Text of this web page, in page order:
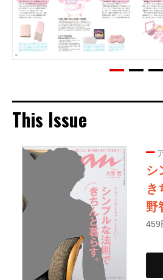
This Issue
シ
き
野
459